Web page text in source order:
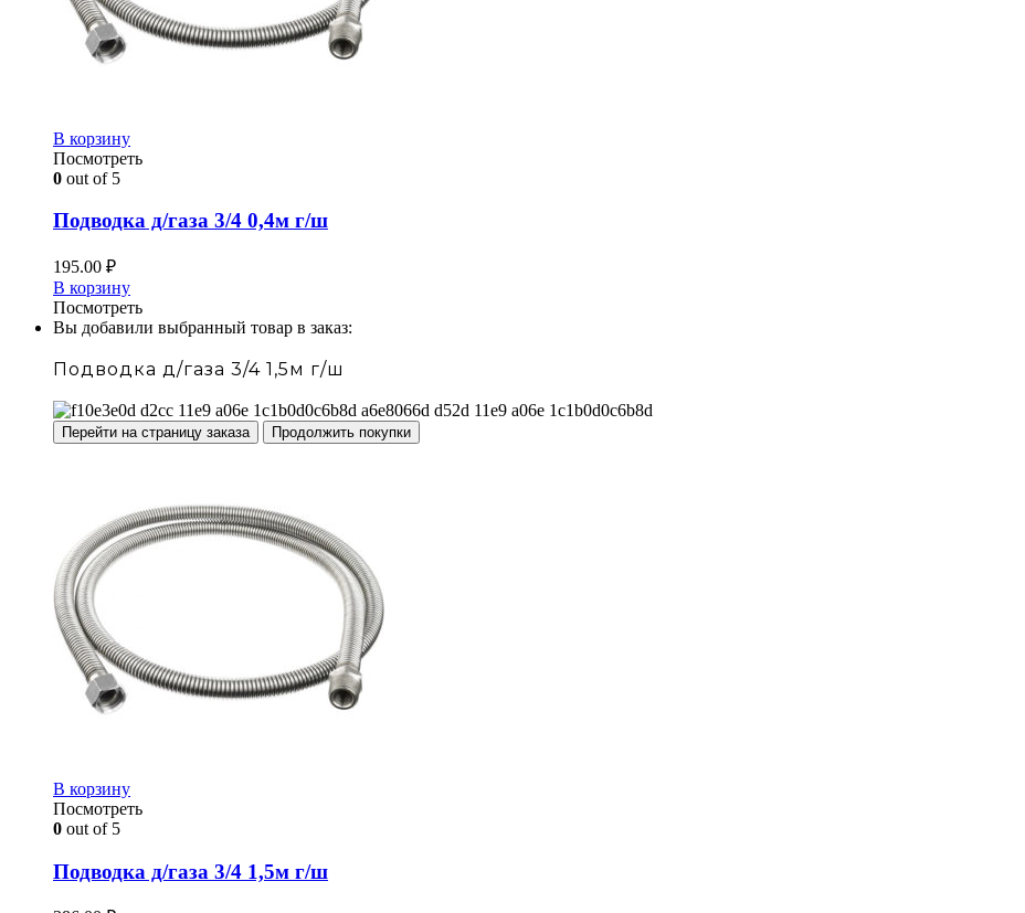
В корзину
Посмотреть
0 out of 5
Подводка д/газа 3/4 0,4м г/ш
195.00 ₽
В корзину
Посмотреть
Вы добавили выбранный товар в заказ:
Подводка д/газа 3/4 1,5м г/ш
Перейти на страницу заказа Продолжить покупки
В корзину
Посмотреть
0 out of 5
Подводка д/газа 3/4 1,5м г/ш